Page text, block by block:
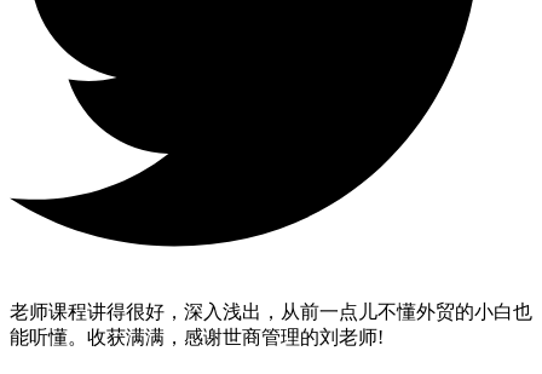
老师课程讲得很好，深入浅出，从前一点儿不懂外贸的小白也
能听懂。收获满满，感谢世商管理的刘老师!